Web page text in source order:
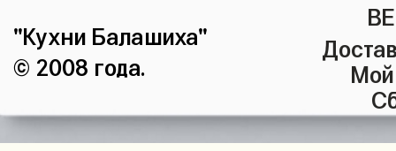
"Кухни Балашиха"
© 2008 года.